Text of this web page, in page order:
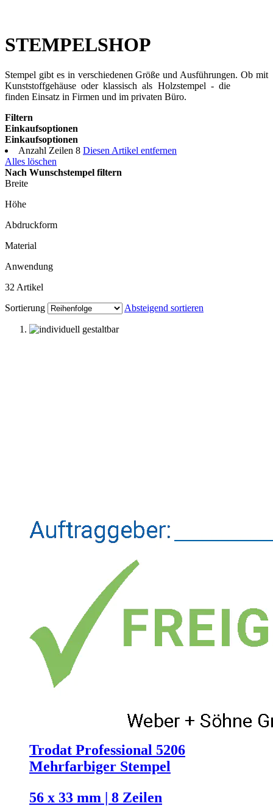
STEMPELSHOP
Stempel gibt es in verschiedenen Größe und Ausführungen. Ob mit
Kunststoffgehäuse oder klassisch als Holzstempel - die
finden Einsatz in Firmen und im privaten Büro.
Filtern
Einkaufsoptionen
Einkaufsoptionen
Anzahl Zeilen 8 Diesen Artikel entfernen
Alles löschen
Nach Wunschstempel filtern
Breite
Höhe
Abdruckform
Material
Anwendung
32 Artikel
Sortierung
Absteigend sortieren
Trodat Professional 5206
Mehrfarbiger Stempel
56 x 33 mm | 8 Zeilen